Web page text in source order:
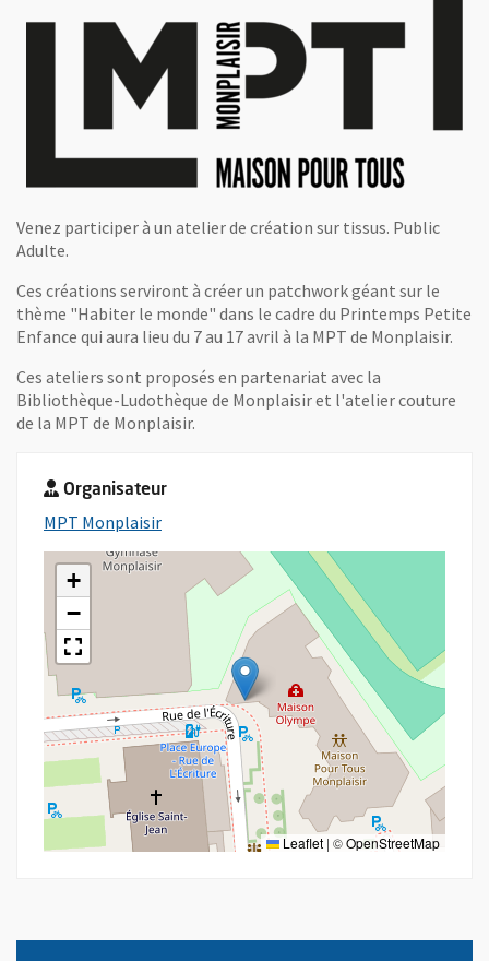
Venez participer à un atelier de création sur tissus. Public
Adulte.
Ces créations serviront à créer un patchwork géant sur le
thème "Habiter le monde" dans le cadre du Printemps Petite
Enfance qui aura lieu du 7 au 17 avril à la MPT de Monplaisir.
Ces ateliers sont proposés en partenariat avec la
Bibliothèque-Ludothèque de Monplaisir et l'atelier couture
de la MPT de Monplaisir.
Organisateur
MPT Monplaisir, Ouvre une nouvelle fenêtre
+
−
Leaflet | ©OpenStreetMap